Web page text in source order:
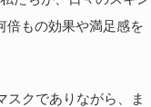
倍もの効果や満足感を
スクでありながら、ま